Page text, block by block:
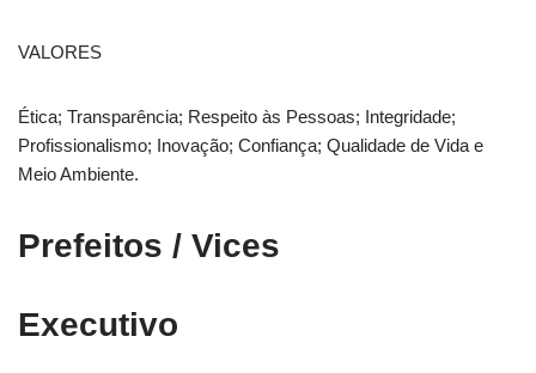
VALORES
Ética; Transparência; Respeito às Pessoas; Integridade;
Profissionalismo; Inovação; Confiança; Qualidade de Vida e
Meio Ambiente.
Prefeitos / Vices
Executivo